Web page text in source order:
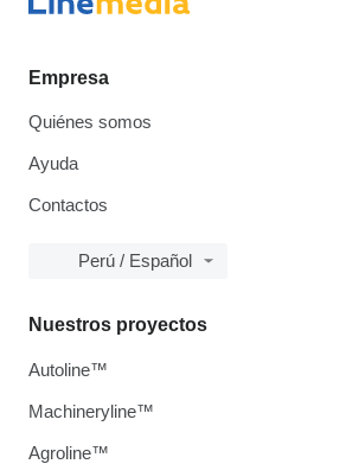
Empresa
Quiénes somos
Ayuda
Contactos
Perú / Español
Nuestros proyectos
Autoline™
Machineryline™
Agroline™